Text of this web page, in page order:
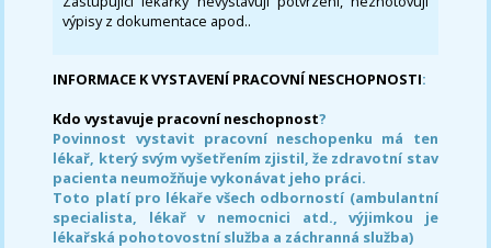
výpisy z dokumentace apod..
INFORMACE K VYSTAVENÍ PRACOVNÍ NESCHOPNOSTI:
Kdo vystavuje pracovní neschopnost?
Povinnost vystavit pracovní neschopenku má ten
lékař, který svým vyšetřením zjistil, že zdravotní stav
pacienta neumožňuje vykonávat jeho práci.
Toto platí pro lékaře všech odborností (ambulantní
specialista, lékař v nemocnici atd., výjimkou je
lékařská pohotovostní služba a záchranná služba)